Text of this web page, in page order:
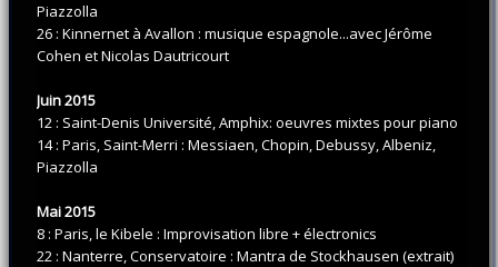
Piazzolla
26 : Kinnernet à Avallon : musique espagnole...avec Jérôme
Cohen et Nicolas Dautricourt
Juin 2015
12 : Saint-Denis Université, Amphix: oeuvres mixtes pour piano
14 : Paris, Saint-Merri : Messiaen, Chopin, Debussy, Albeniz,
Piazzolla
Mai 2015
8 : Paris, le Kibele : Improvisation libre + électronics
22 : Nanterre, Conservatoire : Mantra de Stockhausen (extrait)